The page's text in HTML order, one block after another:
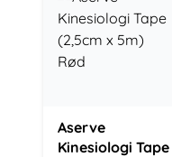
Aserve
Kinesiologi Tape